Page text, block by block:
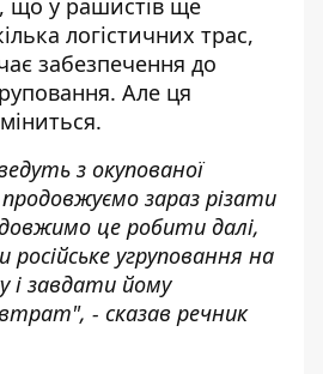
що у рашистів ще
логістичних трас,
забезпечення до
Але ця
з окупованої
зараз різати
це робити далі,
угруповання на
і завдати йому
- сказав речник